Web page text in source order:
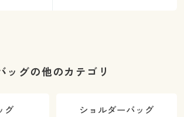
ッグの他のカテゴリ
グ ショルダーバッグ